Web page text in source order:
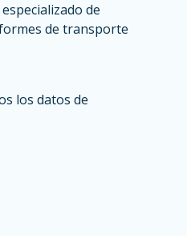
de
de transporte
los datos de